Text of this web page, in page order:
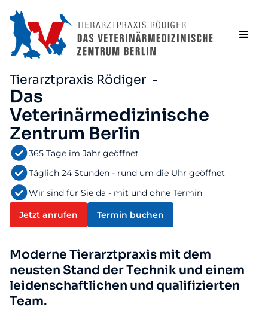
Tierarztpraxis Rödiger -
Das
Veterinärmedizinische
Zentrum Berlin
365 Tage im Jahr geöffnet
Täglich 24 Stunden - rund um die Uhr geöffnet
Wir sind für Sie da - mit und ohne Termin
Jetzt anrufen Termin buchen
Moderne Tierarztpraxis mit dem
neusten Stand der Technik und einem
leidenschaftlichen und qualifizierten
Team.